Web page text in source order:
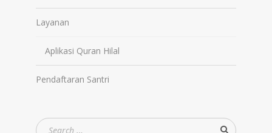
Layanan
Aplikasi Quran Hilal
Pendaftaran Santri